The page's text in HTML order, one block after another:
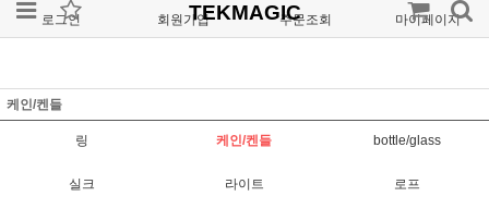
로그인 회원가입 주문조회 마이페이지
TEKMAGIC
케인/켄들
링 케인/켄들 bottle/glass
실크 라이트 로프